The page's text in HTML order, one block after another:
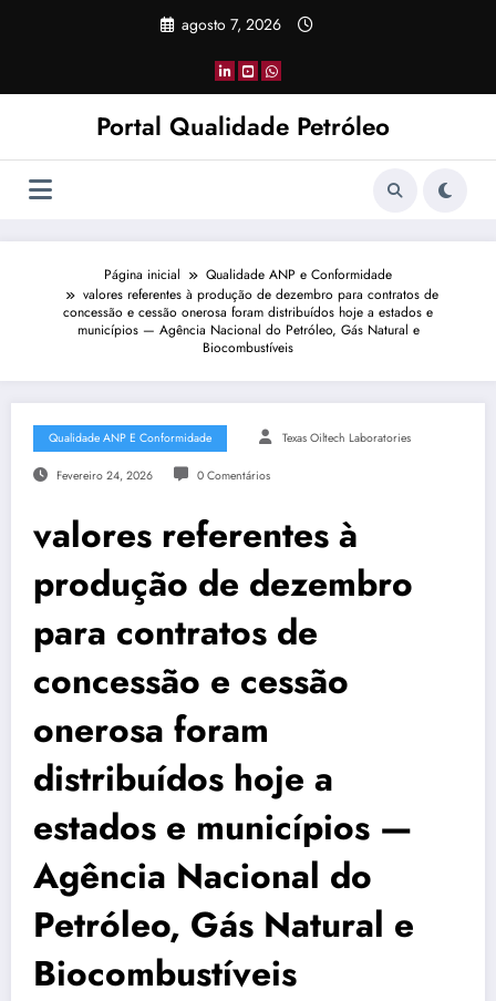
agosto 7, 2026
Portal Qualidade Petróleo
Página inicial
Qualidade ANP e Conformidade
valores referentes à produção de dezembro para contratos de
concessão e cessão onerosa foram distribuídos hoje a estados e
municípios — Agência Nacional do Petróleo, Gás Natural e
Biocombustíveis
Qualidade ANP E Conformidade Texas Oiltech Laboratories
Fevereiro 24, 2026 0 Comentários
valores referentes à
produção de dezembro
para contratos de
concessão e cessão
onerosa foram
distribuídos hoje a
estados e municípios —
Agência Nacional do
Petróleo, Gás Natural e
Biocombustíveis